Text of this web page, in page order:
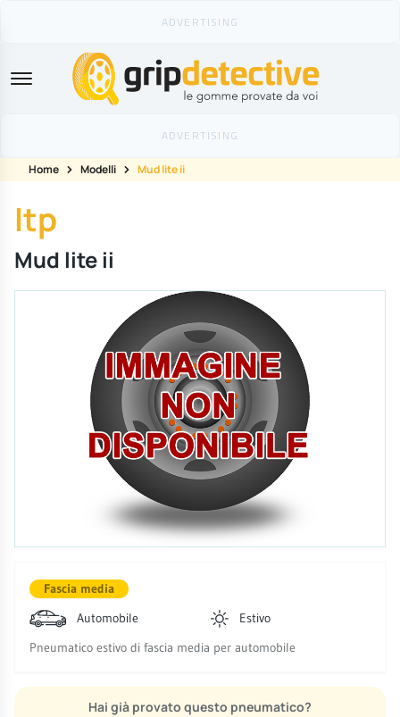
GripDetective
Home Modelli Mud lite ii
Itp
Mud lite ii
Fascia media
Automobile
Estivo
Pneumatico estivo di fascia media per automobile
Hai già provato questo pneumatico?